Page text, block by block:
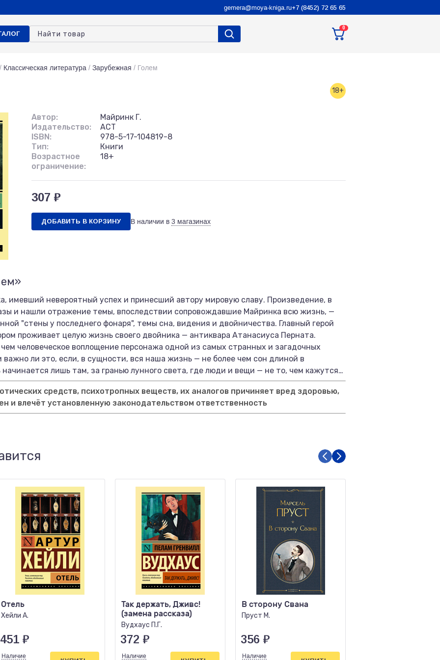
gemera@moya-kniga.ru+7 (8452) 72 65 65
0
/ Классическая литература / Зарубежная / Голем
18+
Автор:
Майринк Г.
Издательство:
АСТ
ISBN:
978-5-17-104819-8
Тип:
Книги
Возрастное
ограничение:
18+
307 ₽
ДОБАВИТЬ В КОРЗИНУ В наличии в 3 магазинах
имевший невероятный успех и принесший автору мировую славу. Произведение, в
и нашли отражение темы, впоследствии сопровождавшие Майринка всю жизнь, —
"стены у последнего фонаря", темы сна, видения и двойничества. Главный герой
проживает целую жизнь своего двойника — антиквара Атанасиуса Перната.
человеческое воплощение персонажа одной из самых странных и загадочных
важно ли это, если, в сущности, вся наша жизнь — не более чем сон длиной в
лишь там, за гранью лунного света, где люди и вещи — не то, чем кажутся…
средств, психотропных веществ, их аналогов причиняет вред здоровью,
и влечёт установленную законодательством ответственность
Отель
Хейли А.
451 ₽
Наличие
Так держать, Дживс!
(замена рассказа)
Вудхаус П.Г.
372 ₽
Наличие
В сторону Свана
Пруст М.
356 ₽
Наличие